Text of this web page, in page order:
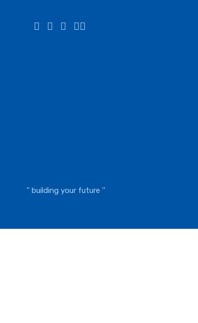
'' building your future ''